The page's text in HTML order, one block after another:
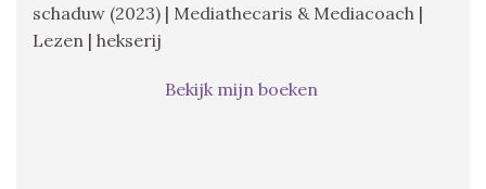
schaduw (2023) | Mediathecaris & Mediacoach |
Lezen | hekserij
Bekijk mijn boeken